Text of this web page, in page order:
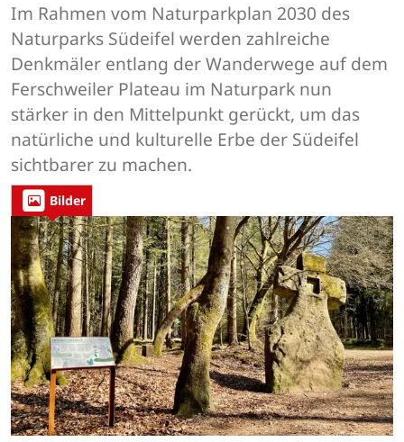
Im Rahmen vom Naturparkplan 2030 des
Naturparks Südeifel werden zahlreiche
Denkmäler entlang der Wanderwege auf dem
Ferschweiler Plateau im Naturpark nun
stärker in den Mittelpunkt gerückt, um das
natürliche und kulturelle Erbe der Südeifel
sichtbarer zu machen.
Bilder